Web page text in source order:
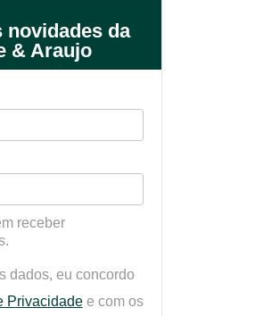
novidades da
& Araujo
receber
dados, eu concordo
Privacidadee com os